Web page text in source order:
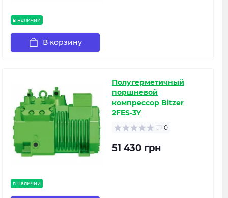
в наличии
В корзину
в наличии
Полугерметичный
поршневой
компрессор Bitzer
2FES-3Y
0
51 430 грн